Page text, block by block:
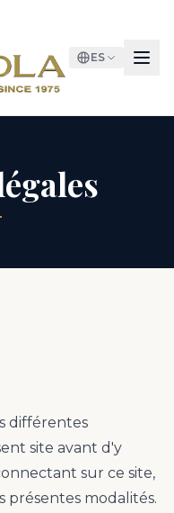
ES
différentes
site avant d'y
sur ce site,
présentes modalités.